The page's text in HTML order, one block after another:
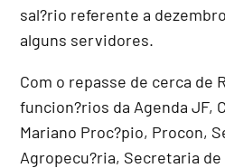
sal?rio referente a
alguns servidores.
Com o repasse de cerca de
funcion?rios da Agenda JF,
Mariano Proc?pio, Procon,
Agropecu?ria, Secretaria de